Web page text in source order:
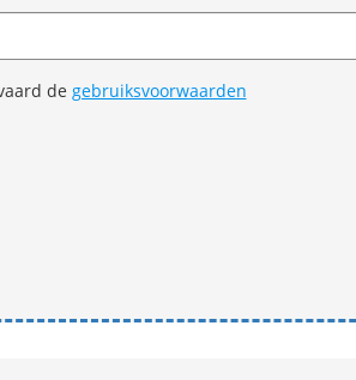
de gebruiksvoorwaarden